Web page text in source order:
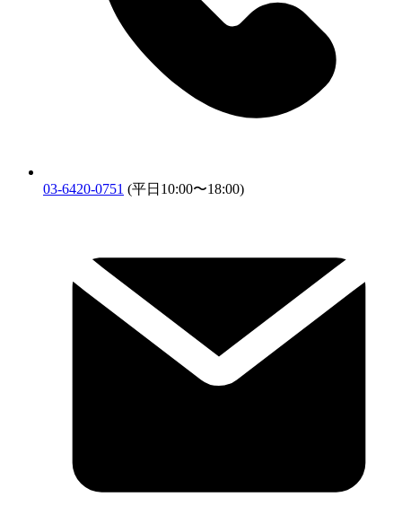
03-6420-0751 (平日10:00〜18:00)